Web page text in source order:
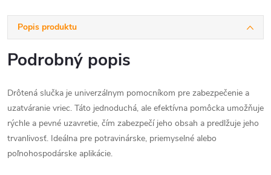
Popis produktu
Podrobný popis
Drôtená slučka je univerzálnym pomocníkom pre zabezpečenie a
uzatváranie vriec. Táto jednoduchá, ale efektívna pomôcka umožňuje
rýchle a pevné uzavretie, čím zabezpečí jeho obsah a predlžuje jeho
trvanlivosť. Ideálna pre potravinárske, priemyselné alebo
poľnohospodárske aplikácie.